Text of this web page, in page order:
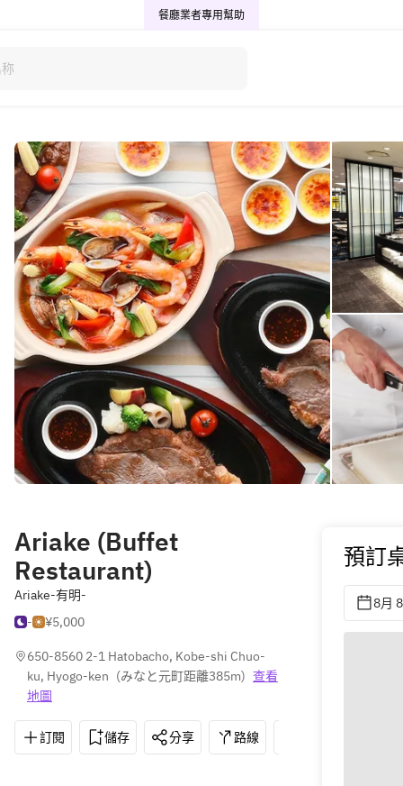
餐廳業者專用幫助
Ariake (Buffet
Restaurant)
Ariake-有明-
-
¥5,000
650-8560 2-1 Hatobacho, Kobe-shi Chuo-
ku, Hyogo-ken (みなと元町距離385m) 查看
地圖
訂閱 儲存 分享 路線
預訂
8月